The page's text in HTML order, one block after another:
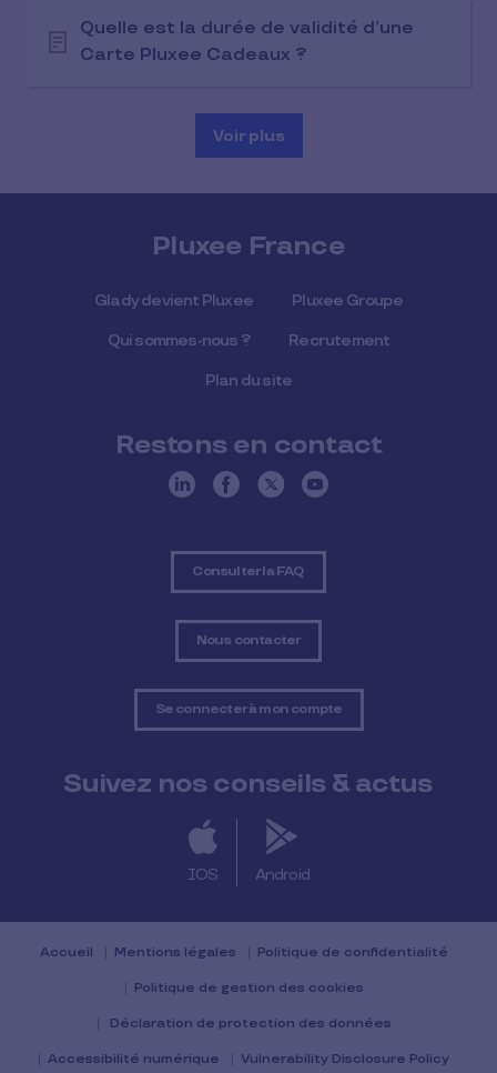
Quelle est la durée de validité d’une
Carte Pluxee Cadeaux ?
Voir plus
Pluxee France
Glady devient Pluxee Pluxee Groupe
Qui sommes-nous ? Recrutement
Plan du site
Restons en contact
Consulter la FAQ
Nous contacter
Se connecter à mon compte
Suivez nos conseils & actus
IOS Android
Accueil Mentions légales Politique de confidentialité
Politique de gestion des cookies
Déclaration de protection des données
Accessibilité numérique Vulnerability Disclosure Policy